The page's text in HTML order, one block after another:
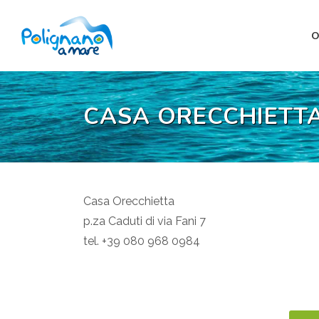
CASA
Casa Orecchietta
p.za Caduti di via Fani 7
tel. +39 080 968 0984